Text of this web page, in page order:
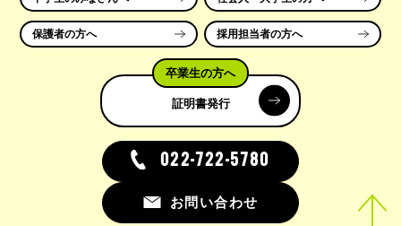
保護者の方へ 採用担当者の方へ
卒業生の方へ
証明書発行
022-722-5780
お問い合わせ